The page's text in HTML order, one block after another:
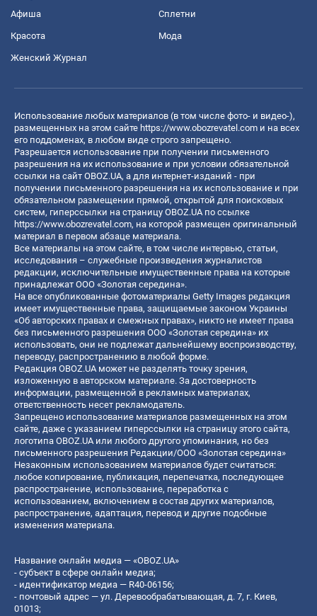
Афиша Сплетни
Красота Мода
Женский Журнал
Использование любых материалов (в том числе фото- и видео-),
размещенных на этом сайте https://www.obozrevatel.com и на всех
его поддоменах, в любом виде строго запрещено.
Разрешается использование при получении письменного
разрешения на их использование и при условии обязательной
ссылки на сайт OBOZ.UA, а для интернет-изданий - при
получении письменного разрешения на их использование и при
обязательном размещении прямой, открытой для поисковых
систем, гиперссылки на страницу OBOZ.UA по ссылке
https://www.obozrevatel.com, на которой размещен оригинальный
материал в первом абзаце материала.
Все материалы на этом сайте, в том числе интервью, статьи,
исследования – служебные произведения журналистов
редакции, исключительные имущественные права на которые
принадлежат ООО «Золотая середина».
На все опубликованные фотоматериалы Getty Images редакция
имеет имущественные права, защищаемые законом Украины
«Об авторских правах и смежных правах», никто не имеет права
без письменного разрешения ООО «Золотая середина» их
использовать, они не подлежат дальнейшему воспроизводству,
переводу, распространению в любой форме.
Редакция OBOZ.UA может не разделять точку зрения,
изложенную в авторском материале. За достоверность
информации, размещенной в рекламных материалах,
ответственность несет рекламодатель.
Запрещено использование материалов размещенных на этом
сайте, даже с указанием гиперссылки на страницу этого сайта,
логотипа OBOZ.UA или любого другого упоминания, но без
письменного разрешения Редакции/ООО «Золотая середина»
Незаконным использованием материалов будет считаться:
любое копирование, публикация, перепечатка, последующее
распространение, использование, переработка с
использованием, включением в состав других материалов,
распространение, адаптация, перевод и другие подобные
изменения материала.
Название онлайн медиа — «OBOZ.UA»
- субъект в сфере онлайн медиа;
- идентификатор медиа — R40-06156;
- почтовый адрес — ул. Деревообрабатывающая, д. 7, г. Киев,
01013;